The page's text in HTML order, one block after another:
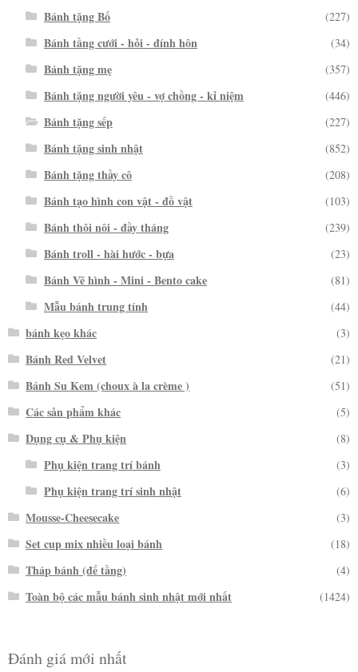
Bánh tặng Bố (227)
Bánh tầng cưới - hỏi - đính hôn (34)
Bánh tặng mẹ (357)
Bánh tặng người yêu - vợ chồng - kỉ niệm (446)
Bánh tặng sếp (227)
Bánh tặng sinh nhật (852)
Bánh tặng thầy cô (208)
Bánh tạo hình con vật - đồ vật (103)
Bánh thôi nôi - đầy tháng (239)
Bánh troll - hài hước - bựa (23)
Bánh Vẽ hình - Mini - Bento cake (81)
Mẫu bánh trung tính (44)
bánh kẹo khác (3)
Bánh Red Velvet (21)
Bánh Su Kem (choux à la crème ) (51)
Các sản phẩm khác (5)
Dụng cụ & Phụ kiện (8)
Phụ kiện trang trí bánh (3)
Phụ kiện trang trí sinh nhật (6)
Mousse-Cheesecake (3)
Set cup mix nhiều loại bánh (18)
Tháp bánh (đế tầng) (4)
Toàn bộ các mẫu bánh sinh nhật mới nhất (1424)
Đánh giá mới nhất